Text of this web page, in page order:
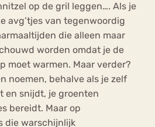
op de gril leggen…. Als je
avg’tjes van tegenwoordig
die alleen maar
worden omdat je de
moet warmen. Maar verder?
noemen, behalve als je zelf
en snijdt, je groenten
bereidt. Maar op
die warschijnlijk